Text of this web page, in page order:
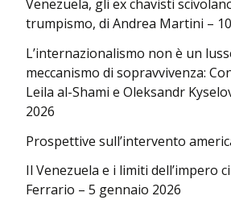
Venezuela, gli ex chavisti
trumpismo, di Andrea Martini –
L’internazionalismo non è un
meccanismo di sopravvivenza:
Leila al-Shami e Oleksandr
2026
Prospettive sull’intervento
Il Venezuela e i limiti dell’impero
Ferrario – 5 gennaio 2026